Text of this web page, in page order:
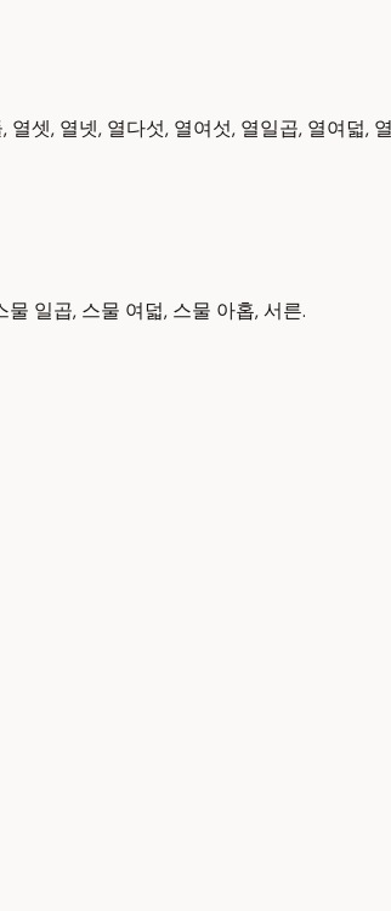
셋, 열넷, 열다섯, 열여섯, 열일곱, 열여덟,
일곱, 스물 여덟, 스물 아홉, 서른.